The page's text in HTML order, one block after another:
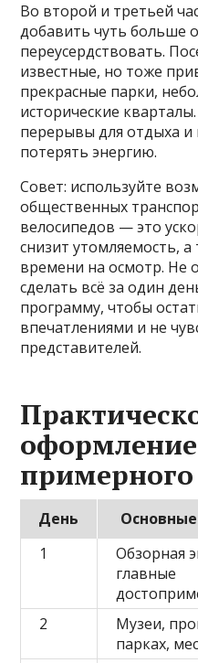
Во второй и третьей
добавить чуть больше
переусердствовать.
известные, но тоже
прекрасные парки,
исторические
перерывы для отдыха и
потерять энергию.
Совет: используйте
общественных
велосипедов — это
снизит утомляемость,
времени на осмотр. Не
сделать всё за один
программу, чтобы
впечатлениями и не
представителей.
День
1
Обзорная
главные
2
Музеи,
парках,